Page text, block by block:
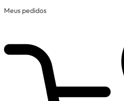
Meus pedidos